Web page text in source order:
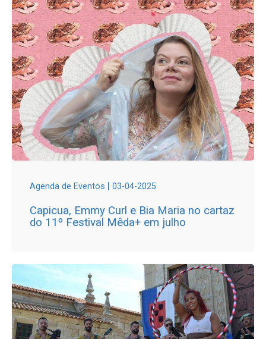
Agenda de Eventos | 03-04-2025
Capicua, Emmy Curl e Bia Maria no cartaz
do 11º Festival Mêda+ em julho